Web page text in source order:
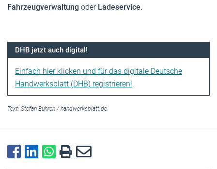
Fahrzeugverwaltung oder Ladeservice.
DHB jetzt auch digital!
Einfach hier klicken und für das digitale Deutsche
Handwerksblatt (DHB) registrieren!
Text: Stefan Buhren / handwerksblatt.de